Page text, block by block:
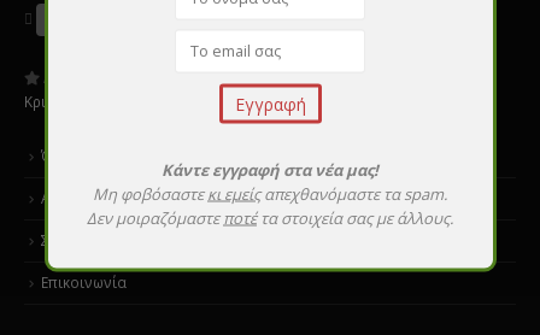
Κριτικές
Όροι χρήσης
Αποστολές & επιστροφές
Σεμινάρια εκμάθησης
Επικοινωνία
Κάντε εγγραφή στα νέα μας!
Μη φοβόσαστεκι εμείςαπεχθανόμαστε τα spam.
Δεν μοιραζόμαστεποτέτα στοιχεία σας με άλλους.